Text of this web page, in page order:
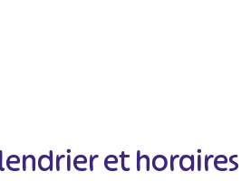
et horaires